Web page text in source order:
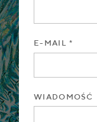
E-MAIL *
WIADOMOŚĆ